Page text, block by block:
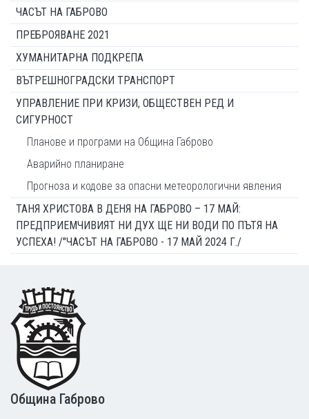
ЧАСЪТ НА ГАБРОВО
ПРЕБРОЯВАНЕ 2021
ХУМАНИТАРНА ПОДКРЕПА
ВЪТРЕШНОГРАДСКИ ТРАНСПОРТ
УПРАВЛЕНИЕ ПРИ КРИЗИ, ОБЩЕСТВЕН РЕД И
СИГУРНОСТ
Планове и програми на Община Габрово
Аварийно планиране
Прогноза и кодове за опасни метеорологични явления
ТАНЯ ХРИСТОВА В ДЕНЯ НА ГАБРОВО – 17 МАЙ:
ПРЕДПРИЕМЧИВИЯТ НИ ДУХ ЩЕ НИ ВОДИ ПО ПЪТЯ НА
УСПЕХА! /"ЧАСЪТ НА ГАБРОВО - 17 МАЙ 2024 Г./
Footer
Община Габрово